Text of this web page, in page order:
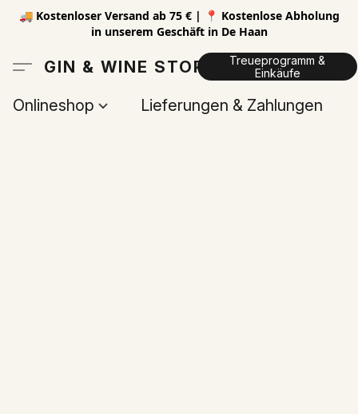
🚚 Kostenloser Versand ab 75 € | 📍 Kostenlose Abholung
in unserem Geschäft in De Haan
GIN & WINE STORE
Treueprogramm &
Einkäufe
Onlineshop Lieferungen & Zahlungen